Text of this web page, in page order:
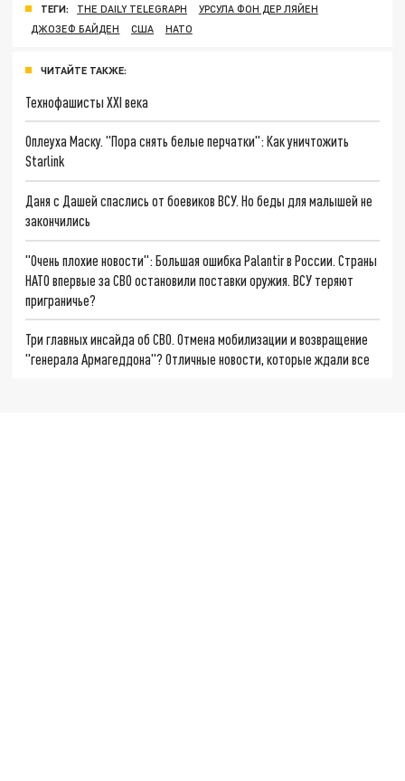
ТЕГИ: THE DAILY TELEGRAPH
УРСУЛА ФОН ДЕР ЛЯЙЕН
ДЖОЗЕФ БАЙДЕН
США НАТО
ЧИТАЙТЕ ТАКЖЕ:
Технофашисты XXI века
Оплеуха Маску. "Пора снять белые перчатки": Как уничтожить
Starlink
Даня с Дашей спаслись от боевиков ВСУ. Но беды для малышей не
закончились
"Очень плохие новости": Большая ошибка Palantir в России. Страны
НАТО впервые за СВО остановили поставки оружия. ВСУ теряют
приграничье?
Три главных инсайда об СВО. Отмена мобилизации и возвращение
"генерала Армагеддона"? Отличные новости, которые ждали все